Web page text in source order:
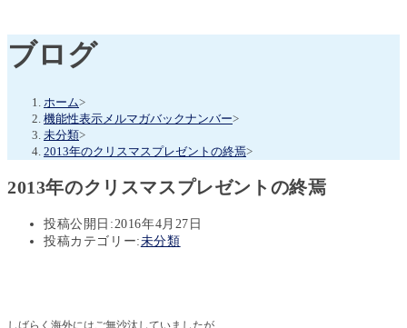
ブログ
ホーム>
機能性表示メルマガバックナンバー>
未分類>
2013年のクリスマスプレゼントの終焉>
2013年のクリスマスプレゼントの終焉
投稿公開日:2016年4月27日
投稿カテゴリー:未分類
しばらく海外にはご無沙汰していましたが、